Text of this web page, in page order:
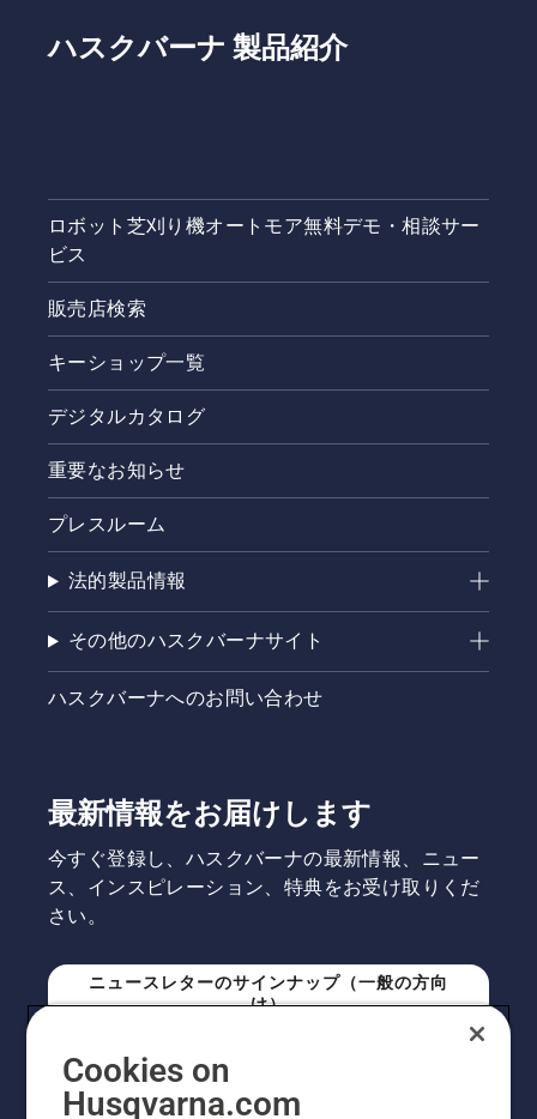
ハスクバーナ 製品紹介
ロボット芝刈り機オートモア無料デモ・相談サー
ビス
販売店検索
キーショップ一覧
デジタルカタログ
重要なお知らせ
プレスルーム
法的製品情報
その他のハスクバーナサイト
ハスクバーナへのお問い合わせ
最新情報をお届けします
今すぐ登録し、ハスクバーナの最新情報、ニュー
ス、インスピレーション、特典をお受け取りくだ
さい。
ニュースレターのサインナップ（一般の方向
け）
ニュースレターのサインアップ（プロの方向
け）
Cookies on
Husqvarna.com